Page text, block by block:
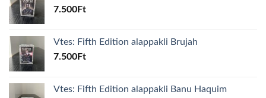
7.500Ft
Vtes: Fifth Edition alappakli Brujah
7.500Ft
Vtes: Fifth Edition alappakli Banu Haquim